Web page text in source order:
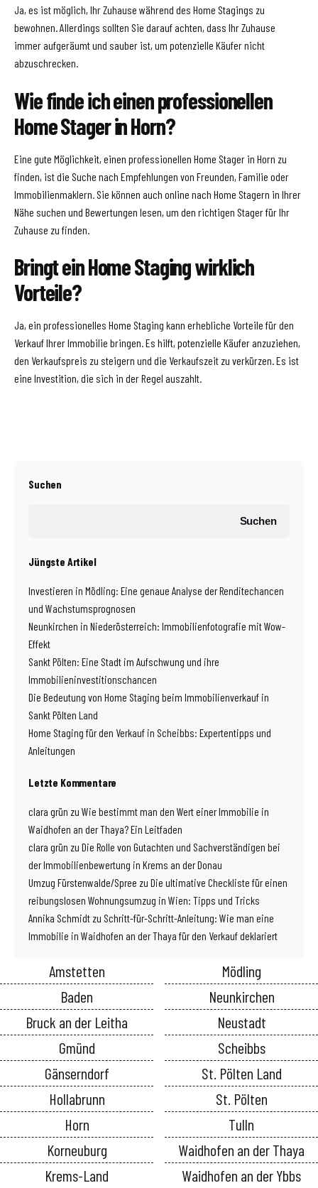
Ja, es ist möglich, Ihr Zuhause während des Home Stagings zu
bewohnen. Allerdings sollten Sie darauf achten, dass Ihr Zuhause
immer aufgeräumt und sauber ist, um potenzielle Käufer nicht
abzuschrecken.
Wie finde ich einen professionellen
Home Stager in Horn?
Eine gute Möglichkeit, einen professionellen Home Stager in Horn zu
finden, ist die Suche nach Empfehlungen von Freunden, Familie oder
Immobilienmaklern. Sie können auch online nach Home Stagern in Ihrer
Nähe suchen und Bewertungen lesen, um den richtigen Stager für Ihr
Zuhause zu finden.
Bringt ein Home Staging wirklich
Vorteile?
Ja, ein professionelles Home Staging kann erhebliche Vorteile für den
Verkauf Ihrer Immobilie bringen. Es hilft, potenzielle Käufer anzuziehen,
den Verkaufspreis zu steigern und die Verkaufszeit zu verkürzen. Es ist
eine Investition, die sich in der Regel auszahlt.
Suchen
Suchen
Jüngste Artikel
Investieren in Mödling: Eine genaue Analyse der Renditechancen
und Wachstumsprognosen
Neunkirchen in Niederösterreich: Immobilienfotografie mit Wow-
Effekt
Sankt Pölten: Eine Stadt im Aufschwung und ihre
Immobilieninvestitionschancen
Die Bedeutung von Home Staging beim Immobilienverkauf in
Sankt Pölten Land
Home Staging für den Verkauf in Scheibbs: Expertentipps und
Anleitungen
Letzte Kommentare
clara grün zu Wie bestimmt man den Wert einer Immobilie in
Waidhofen an der Thaya? Ein Leitfaden
clara grün zu Die Rolle von Gutachten und Sachverständigen bei
der Immobilienbewertung in Krems an der Donau
Umzug Fürstenwalde/Spree zu Die ultimative Checkliste für einen
reibungslosen Wohnungsumzug in Wien: Tipps und Tricks
Annika Schmidt zu Schritt-für-Schritt-Anleitung: Wie man eine
Immobilie in Waidhofen an der Thaya für den Verkauf deklariert
Amstetten
Baden
Bruck an der Leitha
Gmünd
Gänserndorf
Hollabrunn
Horn
Korneuburg
Krems-Land
Mödling
Neunkirchen
Neustadt
Scheibbs
St. Pölten Land
St. Pölten
Tulln
Waidhofen an der Thaya
Waidhofen an der Ybbs